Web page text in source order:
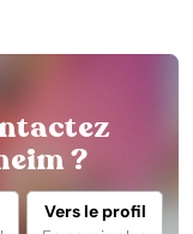
?
Vers le profil